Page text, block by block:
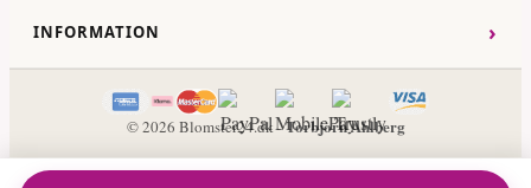
INFORMATION ›
© 2026 Blomster24.dk -Torbjorn Ahlberg